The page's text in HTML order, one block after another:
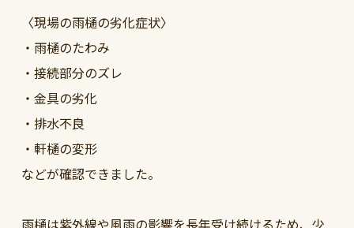
〈現場の雨樋の劣化症状〉
・雨樋のたわみ
・接続部分のズレ
・金具の劣化
・排水不良
・軒樋の変形
などが確認できました。
雨樋は紫外線や風雨の影響を長年受け続けるため、少